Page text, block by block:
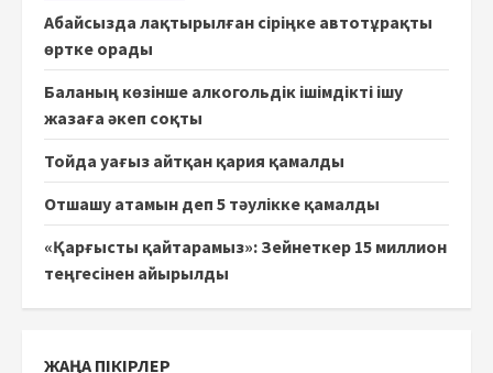
Абайсызда лақтырылған сіріңке автотұрақты
өртке орады
Баланың көзінше алкогольдік ішімдікті ішу
жазаға әкеп соқты
Тойда уағыз айтқан қария қамалды
Отшашу атамын деп 5 тәулікке қамалды
«Қарғысты қайтарамыз»: Зейнеткер 15 миллион
теңгесінен айырылды
ЖАҢА ПІКІРЛЕР